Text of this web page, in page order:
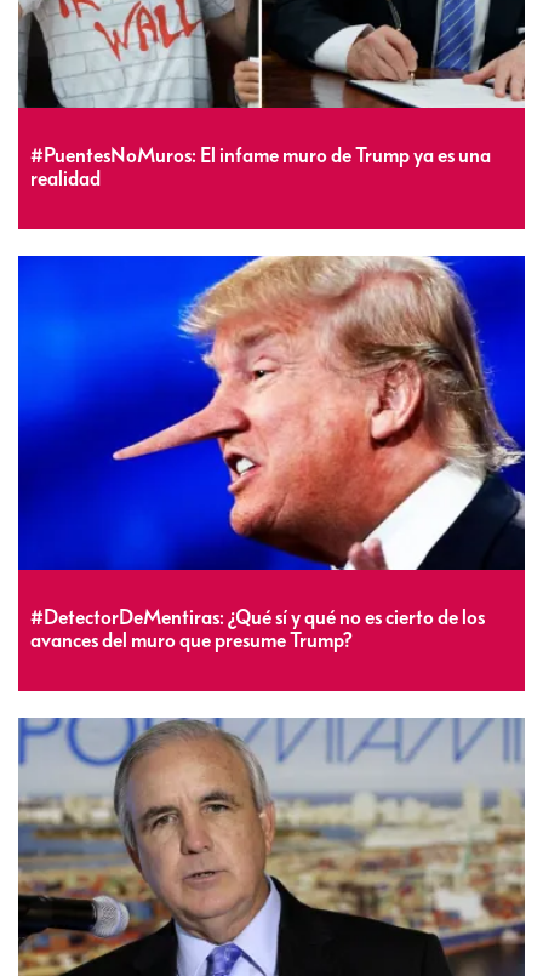
#PuentesNoMuros: El infame muro de Trump ya es una
realidad
#DetectorDeMentiras: ¿Qué sí y qué no es cierto de los
avances del muro que presume Trump?